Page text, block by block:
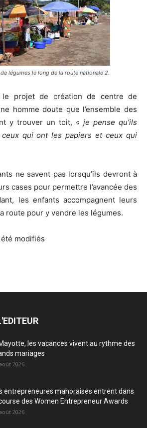
légumes le long de la route nationale 2.
le projet de création de centre de
homme doute que l’ensemble des
y trouver un toit, « je pense qu’ils
qui ont les papiers et ceux qui
ne savent pas lorsqu’ils devront à
cases pour permettre l’avancée des
les enfants accompagnent leurs
route pour y vendre les légumes.
modifiés
les vacances vivent au rythme des
mariages
2026
entrepreneures mahoraises entrent dans
des Women Entrepreneur Awards
2026